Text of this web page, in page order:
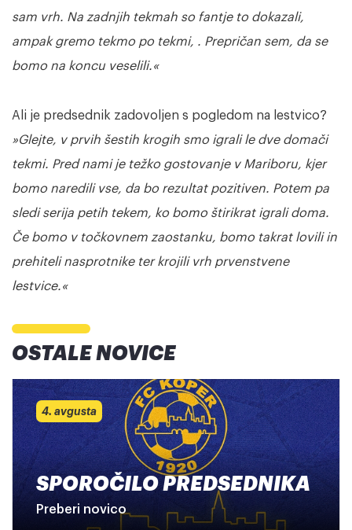
sam vrh. Na zadnjih tekmah so fantje to dokazali,
ampak gremo tekmo po tekmi, . Prepričan sem, da se
bomo na koncu veselili.«
Ali je predsednik zadovoljen s pogledom na lestvico?
»Glejte, v prvih šestih krogih smo igrali le dve domači
tekmi. Pred nami je težko gostovanje v Mariboru, kjer
bomo naredili vse, da bo rezultat pozitiven. Potem pa
sledi serija petih tekem, ko bomo štirikrat igrali doma.
Če bomo v točkovnem zaostanku, bomo takrat lovili in
prehiteli nasprotnike ter krojili vrh prvenstvene
lestvice.«
OSTALE NOVICE
4. avgusta
SPOROČILO PREDSEDNIKA
Preberi novico